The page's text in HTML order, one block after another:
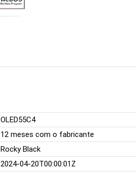
OLED55C4
12 meses com o fabricante
Rocky Black
2024-04-20T00:00:01Z